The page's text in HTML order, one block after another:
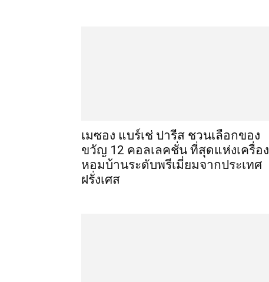
เมซอง แบร์เช่ ปารีส ชวนเลือกของ
ขวัญ 12 คอลเลคชั่น ที่สุดแห่งเครื่อง
หอมบ้านระดับพรีเมี่ยมจากประเทศ
ฝรั่งเศส